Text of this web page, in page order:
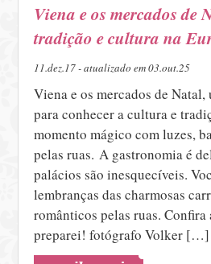
Viena e os mercados de
tradição e cultura na
11.dez.17 - atualizado em 03.out.25
Viena e os mercados de
para conhecer a cultura e
momento mágico com luzes,
pelas ruas. A gastronomia é
palácios são inesquecíveis.
lembranças das charmosas
românticos pelas ruas. Confira
preparei! fotógrafo Volker […]